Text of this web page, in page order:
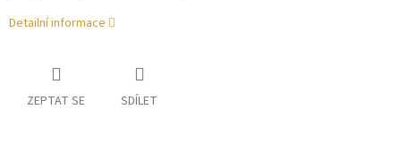
Detailní informace
ZEPTAT SE SDÍLET